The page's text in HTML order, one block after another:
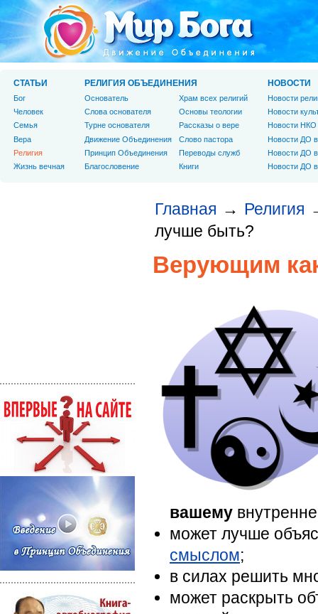
Главная → Религия
лучше быть?
Верующим
вашему
может лучше
смыслом;
в силах решить
может раскрыть
СТАТЬИ
Бог
Человек
Cемья
Вера
Религия
Жизнь вечная
РЕЛИГИЯ ОБЪЕДИНЕНИЯ
Основатель
Слова основателя
Турне основателя
Движение Объединения
Принцип Объединения
Благословение
Храм всех религий
Основы теологии
Рассказы о вере
Слово пастора
Переводы служб
Книги
НОВОСТИ
Новости
Новости
Новости НКО
Новости ДО
Новости ДО
Новости ДО